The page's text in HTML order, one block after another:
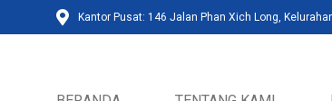
Kantor Pusat: 146 Jalan Phan Xich Long,